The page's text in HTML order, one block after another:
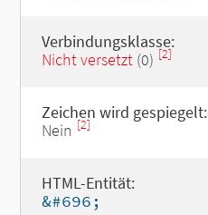
Verbindungsklasse:
Nicht versetzt(0) [2]
Zeichen wird gespiegelt:
Nein [2]
HTML-Entität:
&#696;